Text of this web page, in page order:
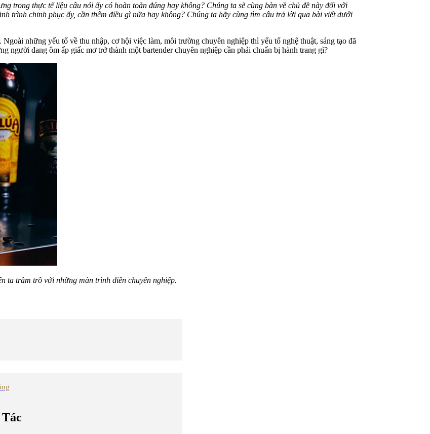
trong thực tế liệu câu nói ấy có hoàn toàn đúng hay không? Chúng ta sẽ cùng bàn về chủ đề này đối với
trình chinh phục ấy, cần thêm điều gì nữa hay không? Chúng ta hãy cùng tìm câu trả lời qua bài viết dưới
những yếu tố về thu nhập, cơ hội việc làm, môi trường chuyên nghiệp thì yếu tố nghệ thuật, sáng tạo đã
người đang ôm ấp giấc mơ trở thành một bartender chuyên nghiệp cần phải chuẩn bị hành trang gì?
ta trầm trồ với những màn trình diễn chuyên nghiệp.